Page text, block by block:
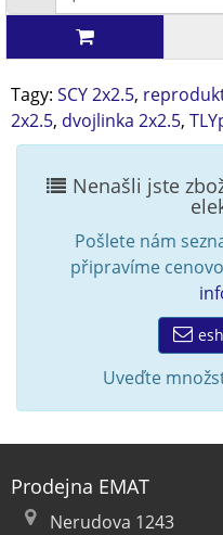
Tagy: SCY 2x2.5,
2x2.5, dvojlinka 2x2.5,
Nenašli jste
Pošlete nám
připravíme
Uveďte
Prodejna EMAT
Nerudova 1243